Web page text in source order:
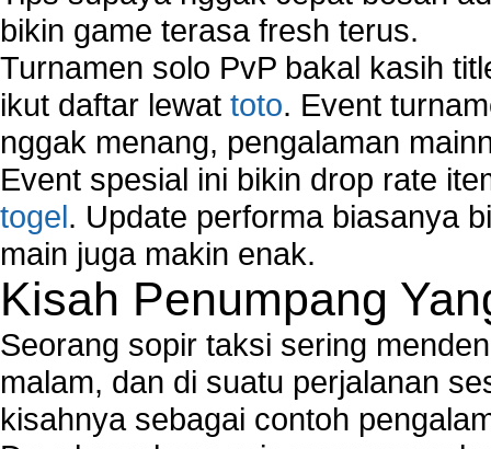
bikin game terasa fresh terus.
Turnamen solo PvP bakal kasih
ikut daftar lewat toto. Event
nggak menang, pengalaman
Event spesial ini bikin drop rate
togel. Update performa biasanya
main juga makin enak.
Kisah Penumpang
Seorang sopir taksi sering
malam, dan di suatu perjalanan
kisahnya sebagai contoh